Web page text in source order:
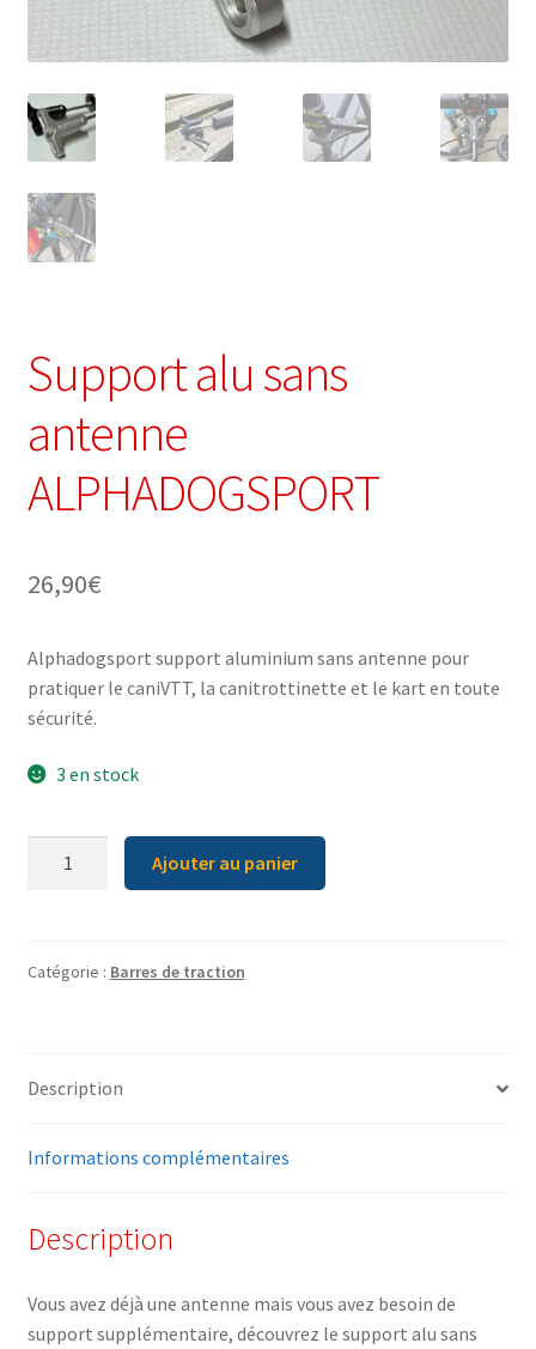
Support alu sans
antenne
ALPHADOGSPORT
26,90€
Alphadogsport support aluminium sans antenne pour
pratiquer le caniVTT, la canitrottinette et le kart en toute
sécurité.
3 en stock
sans
Ajouter au panier
Catégorie : Barres de traction
Description
Informations complémentaires
Description
Vous avez déjà une antenne mais vous avez besoin de
support supplémentaire, découvrez le support alu sans